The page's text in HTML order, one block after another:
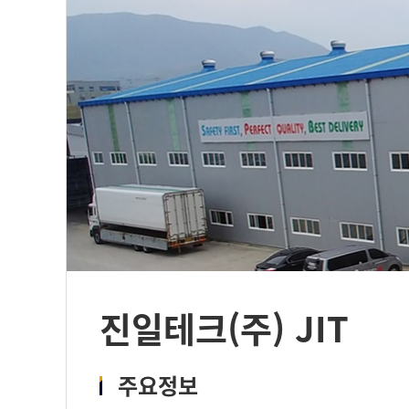
진일테크(주) JIT
주요정보